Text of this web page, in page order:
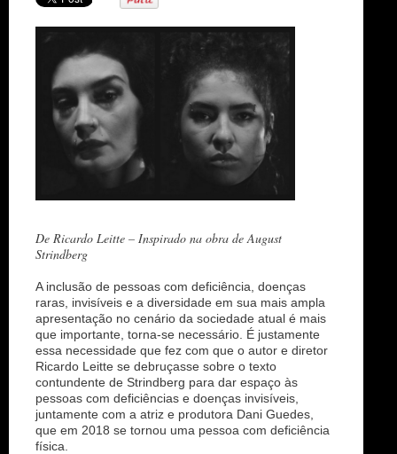
n
De Ricardo Leitte – Inspirado na obra de August
Strindberg
A inclusão de pessoas com deficiência, doenças
raras, invisíveis e a diversidade em sua mais ampla
apresentação no cenário da sociedade atual é mais
que importante, torna-se necessário. É justamente
essa necessidade que fez com que o autor e diretor
Ricardo Leitte se debruçasse sobre o texto
contundente de Strindberg para dar espaço às
pessoas com deficiências e doenças invisíveis,
juntamente com a atriz e produtora Dani Guedes,
que em 2018 se tornou uma pessoa com deficiência
física.